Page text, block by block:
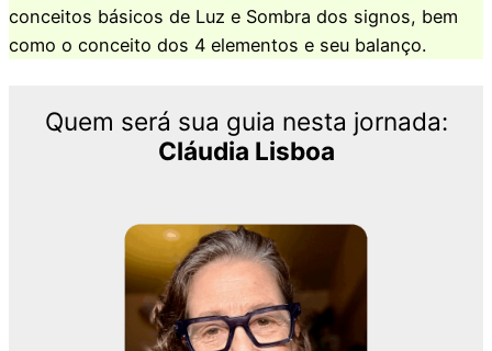
conceitos básicos de Luz e Sombra dos signos, bem
como o conceito dos 4 elementos e seu balanço.
Quem será sua guia nesta jornada:
Cláudia Lisboa